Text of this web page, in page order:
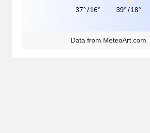
37°/16° 39°/18°
Data from MeteoArt.com